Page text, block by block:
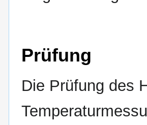
Prüfung
Die Prüfung des